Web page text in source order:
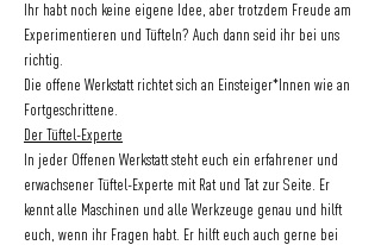
Ihr habt noch keine eigene Idee, aber trotzdem Freude am
Experimentieren und Tüfteln? Auch dann seid ihr bei uns
richtig.
Die offene Werkstatt richtet sich an Einsteiger*Innen wie an
Fortgeschrittene.
Der Tüftel-Experte
In jeder Offenen Werkstatt steht euch ein erfahrener und
erwachsener Tüftel-Experte mit Rat und Tat zur Seite. Er
kennt alle Maschinen und alle Werkzeuge genau und hilft
euch, wenn ihr Fragen habt. Er hilft euch auch gerne bei